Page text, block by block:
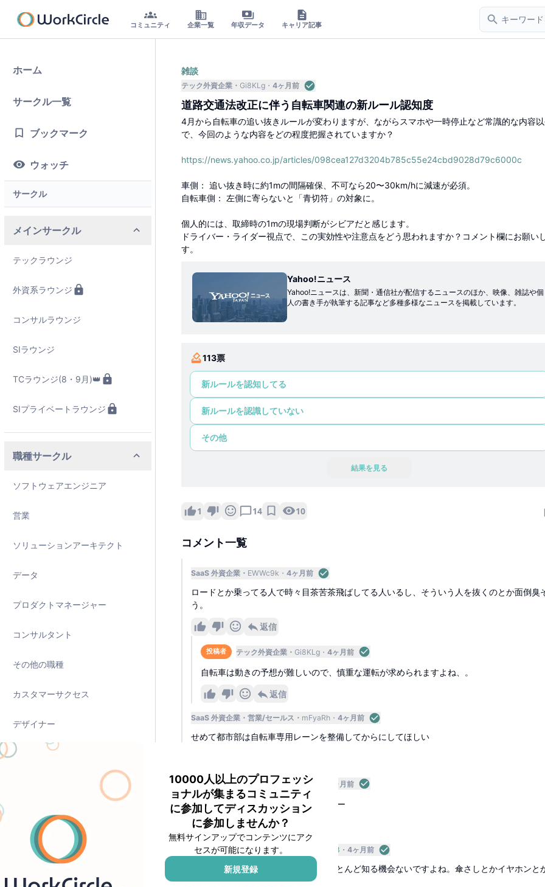
コミュニティ 企業一覧 年収データ キャリア記事
ホーム
サークル一覧
ブックマーク
ウォッチ
サークル
メインサークル
テックラウンジ
外資系ラウンジ
コンサルラウンジ
SIラウンジ
TCラウンジ(8・9月)👑
SIプライベートラウンジ
職種サークル
ソフトウェアエンジニア
営業
ソリューションアーキテクト
データ
プロダクトマネージャー
コンサルタント
その他の職種
カスタマーサクセス
デザイナー
人事
プリセールスエンジニア
マーケティング
ピープルマネージメント
10000人以上のプロフェッシ
ョナルが集まるコミュニティ
に参加してディスカッション
に参加しませんか？
無料サインアップでコンテンツにアク
セスが可能になります。
新規登録
雑談
テック外資企業 Gi8KLg 4ヶ月前
道路交通法改正に伴う自転車関連の新ルール認知度
4月から自転車の追い抜きルールが変わりますが、ながらスマホや一時停止など常識的な内容
で、今回のような内容をどの程度把握されていますか？
https://news.yahoo.co.jp/articles/098cea127d3204b785c55e24cbd9028d79c6000c
車側： 追い抜き時に約1mの間隔確保、不可なら20〜30km/hに減速が必須。
自転車側： 左側に寄らないと「青切符」の対象に。
個人的には、取締時の1mの現場判断がシビアだと感じます。
ドライバー・ライダー視点で、この実効性や注意点をどう思われますか？コメント欄にお願い
す。
Yahoo!ニュース
Yahoo!ニュースは、新聞・通信社が配信するニュースのほか、映像、雑誌や個
人の書き手が執筆する記事など多種多様なニュースを掲載しています。
113票
新ルールを認知してる
新ルールを認識していない
その他
結果を見る
1 14 10
コメント一覧
SaaS 外資企業 EWWc9k 4ヶ月前
ロードとか乗ってる人で時々目茶苦茶飛ばしてる人いるし、そういう人を抜くのとか面倒臭
う。
返信
投稿者 テック外資企業 Gi8KLg 4ヶ月前
自転車は動きの予想が難しいので、慎重な運転が求められますよね、。
返信
SaaS 外資企業 営業/セールス mFyaRh 4ヶ月前
せめて都市部は自転車専用レーンを整備してからにしてほしい
投稿者 テック外資企業 Gi8KLg 4ヶ月前
凄く同意です！密集しすぎですよねー
1 返信
食品 企業 システムエンジニア b66e4878 4ヶ月前
自転車のルールって変更があってもほとんど知る機会ないですよね。傘さしとかイヤホンと
メなんでしたっけ？